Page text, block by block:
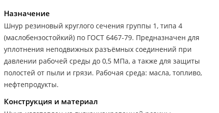
Назначение
Шнур резиновый круглого сечения группы 1, типа 4
(маслобензостойкий) по ГОСТ 6467-79. Предназначен для
уплотнения неподвижных разъёмных соединений при
давлении рабочей среды до 0,5 МПа, а также для защиты
полостей от пыли и грязи. Рабочая среда: масла, топливо,
нефтепродукты.
Конструкция и материал